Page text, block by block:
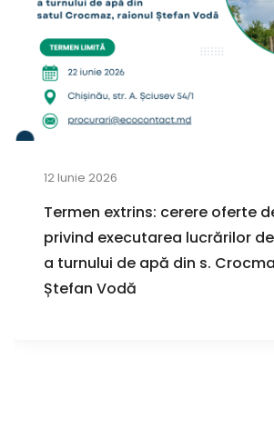
12 Iunie 2026
Termen extrins: cerere oferte
privind executarea lucrărilor
a turnului de apă din s.
Ștefan Vodă